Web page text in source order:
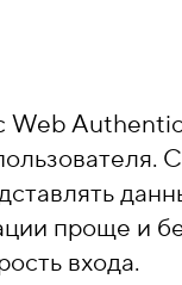
Web
проще и
входа.